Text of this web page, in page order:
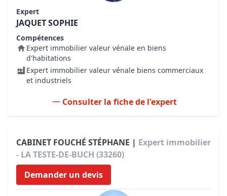
Expert
JAQUET SOPHIE
Compétences
Expert immobilier valeur vénale en biens
d'habitations
Expert immobilier valeur vénale biens commerciaux
et industriels
Consulter la fiche de l'expert
CABINET FOUCHÉ STÉPHANE | Expert immobilier
- LA TESTE-DE-BUCH (33260)
Demander un devis